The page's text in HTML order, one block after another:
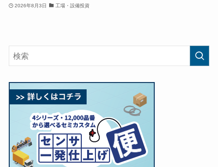
2026年8月3日 工場・設備投資